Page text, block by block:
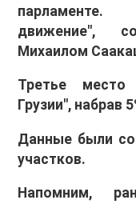
парламенте.
движение",
Михаилом
Третье место
Грузии", набрав
Данные были
участков.
Напомним,